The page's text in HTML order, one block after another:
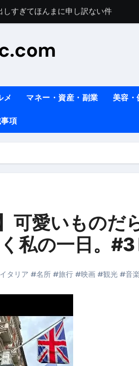
ア料理人の1日【号泣】２年間の想い(
住したい！」と思っている人が見た
ッタ】スーパーの豚肉が大変身#shorts
子連れイタリア旅行
南イ
りに3都市巡る、４泊６日イタリア女
ディスク）
ルーレイディスク）
レイディスク）
things to do in Lake Como!
きの飛行機乗り遅れ事件について
系ラーメン！イタリア人シェフ達に
メ マネー・資産・副業 美容・
項
可愛いものだ
私の一日。
イタリア #名所 #旅行 #映画 #観光 #音楽